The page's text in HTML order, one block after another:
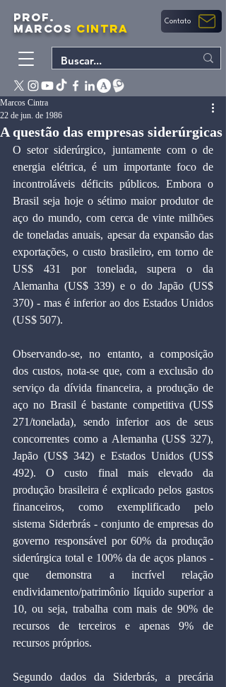
PROF.
MARCOS CINTRA Contato
A questão das empresas siderúrgicas
Marcos Cintra
22 de jun. de 1986
O setor siderúrgico, juntamente com o de
energia elétrica, é um importante foco de
incontroláveis déficits públicos. Embora o
Brasil seja hoje o sétimo maior produtor de
aço do mundo, com cerca de vinte milhões
de toneladas anuais, apesar da expansão das
exportações, o custo brasileiro, em torno de
US$ 431 por tonelada, supera o da
Alemanha (US$ 339) e o do Japão (US$
370) - mas é inferior ao dos Estados Unidos
(US$ 507).
Observando-se, no entanto, a composição
dos custos, nota-se que, com a exclusão do
serviço da dívida financeira, a produção de
aço no Brasil é bastante competitiva (US$
271/tonelada), sendo inferior aos de seus
concorrentes como a Alemanha (US$ 327),
Japão (US$ 342) e Estados Unidos (US$
492). O custo final mais elevado da
produção brasileira é explicado pelos gastos
financeiros, como exemplificado pelo
sistema Siderbrás - conjunto de empresas do
governo responsável por 60% da produção
siderúrgica total e 100% da de aços planos -
que demonstra a incrível relação
endividamento/patrimônio líquido superior a
10, ou seja, trabalha com mais de 90% de
recursos de terceiros e apenas 9% de
recursos próprios.
Segundo dados da Siderbrás, a precária